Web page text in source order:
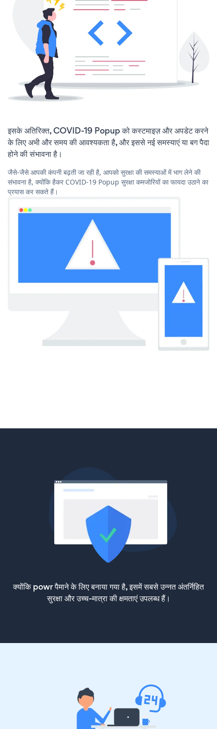
इसके अतिरिक्त, COVID-19 Popup को कस्टमाइज़ और अपडेट करने
के लिए अभी और समय की आवश्यकता है, और इससे नई समस्याएं या बग पैदा
होने की संभावना है।
जैसे-जैसे आपकी कंपनी बढ़ती जा रही है, आपको सुरक्षा की समस्याओं में भाग लेने की
संभावना है, क्योंकि हैकर COVID-19 Popup सुरक्षा कमजोरियों का फायदा उठाने का
प्रयास कर सकते हैं।
क्योंकि powr पैमाने के लिए बनाया गया है, इसमें सबसे उन्नत अंतर्निहित
सुरक्षा और उच्च-मात्रा की क्षमताएं उपलब्ध हैं।